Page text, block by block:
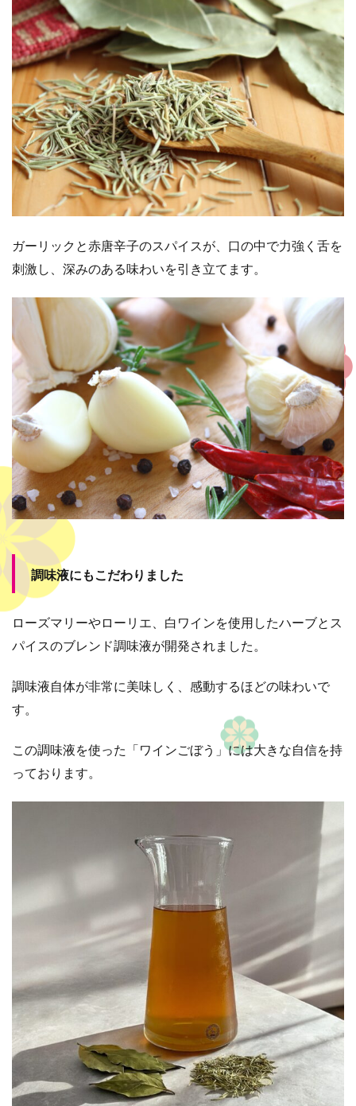
ガーリックと赤唐辛子のスパイスが、口の中で力強く舌を
刺激し、深みのある味わいを引き立てます。
調味液にもこだわりました
ローズマリーやローリエ、白ワインを使用したハーブとス
パイスのブレンド調味液が開発されました。
調味液自体が非常に美味しく、感動するほどの味わいで
す。
この調味液を使った「ワインごぼう」には大きな自信を持
っております。